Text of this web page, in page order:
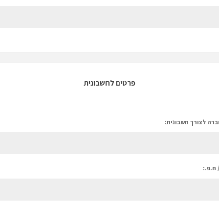
פרטים לחשבונית
לצורך חשבונית:
ח.פ.: